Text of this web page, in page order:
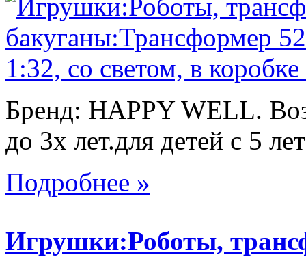
Бренд: HAPPY WELL.
до 3х лет.для детей с 5 лет
Подробнее »
Игрушки:Роботы,